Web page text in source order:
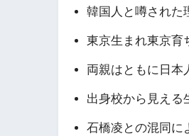
韓国人と噂された
東京生まれ東京育
両親はともに日本
出身校から見える
石橋凌との混同に